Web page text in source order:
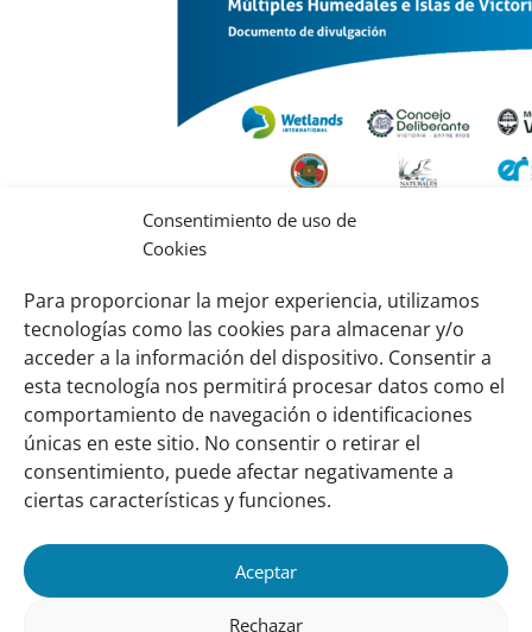
Consentimiento de uso de
Cookies
Para proporcionar la mejor experiencia, utilizamos
tecnologías como las cookies para almacenar y/o
acceder a la información del dispositivo. Consentir a
esta tecnología nos permitirá procesar datos como el
comportamiento de navegación o identificaciones
únicas en este sitio. No consentir o retirar el
consentimiento, puede afectar negativamente a
ciertas características y funciones.
Aceptar
Rechazar
Plan de Manejo Reserva de Usos
de Victoria
Descargar (pdf, 19,81 MB)
Links
importantes
Sobre nosotros
Nuestra red
Misión y Visión
Nuestra historia
Conozca a nuestro equipo